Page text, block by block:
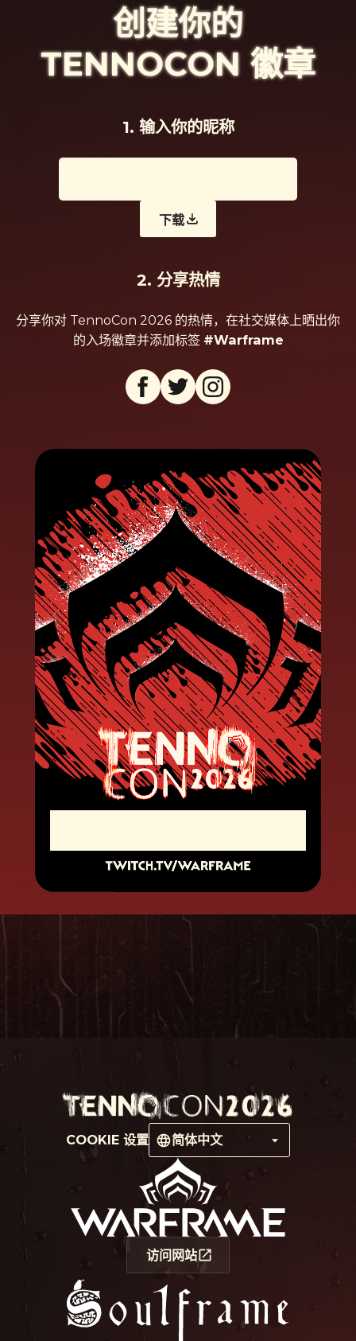
创建你的
TENNOCON 徽章
1. 输入你的昵称
下载
2. 分享热情
分享你对 TennoCon 2026 的热情，在社交媒体上晒出你
的入场徽章并添加标签 #Warframe
COOKIE 设置 简体中文
访问网站